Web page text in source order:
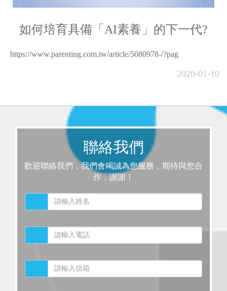
如何培育具備「AI素養」的下一代?
https://www.parenting.com.tw/article/5080978-/?pag
2020-01-10
聯絡我們
歡迎聯絡我們，我們會竭誠為您服務，期待與您合
作，謝謝！